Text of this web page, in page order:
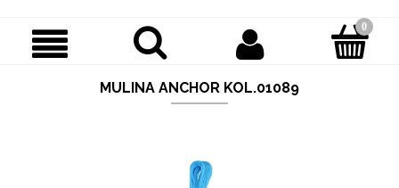
MULINA ANCHOR KOL.01089